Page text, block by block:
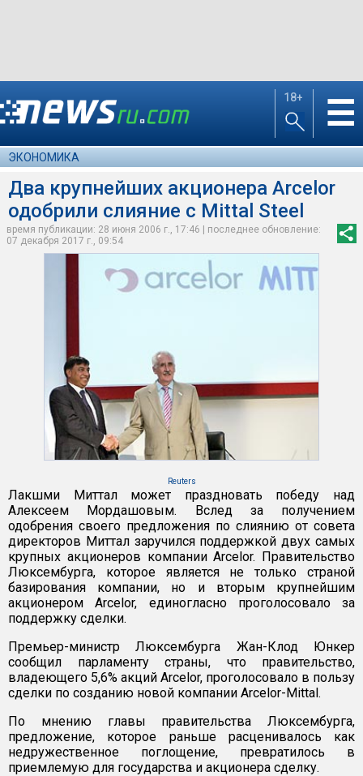
18+ ☰
ЭКОНОМИКА
Два крупнейших акционера Arcelor
одобрили слияние с Mittal Steel
время публикации: 28 июня 2006 г., 17:46 | последнее обновление:
07 декабря 2017 г., 09:54
Reuters
Лакшми Миттал может праздновать победу над
Алексеем Мордашовым. Вслед за получением
одобрения своего предложения по слиянию от совета
директоров Миттал заручился поддержкой двух самых
крупных акционеров компании Arcelor. Правительство
Люксембурга, которое является не только страной
базирования компании, но и вторым крупнейшим
акционером Arcelor, единогласно проголосовало за
поддержку сделки.
Премьер-министр Люксембурга Жан-Клод Юнкер
сообщил парламенту страны, что правительство,
владеющего 5,6% акций Arcelor, проголосовало в пользу
сделки по созданию новой компании Arcelor-Mittal.
По мнению главы правительства Люксембурга,
предложение, которое раньше расценивалось как
недружественное поглощение, превратилось в
приемлемую для государства и акционера сделку.